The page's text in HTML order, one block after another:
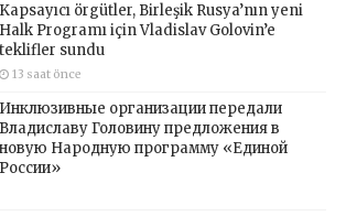
Kapsayıcı örgütler, Birleşik Rusya’nın yeni
Halk Programı için Vladislav Golovin’e
teklifler sundu
13 saat önce
Инклюзивные организации передали
Владиславу Головину предложения в
новую Народную программу «Единой
России»